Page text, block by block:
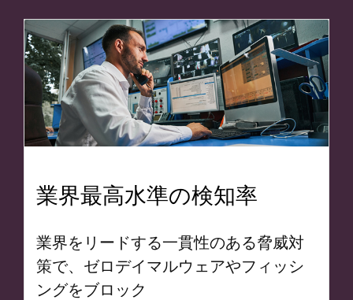
業界最高水準の検知率
業界をリードする一貫性のある脅威対
策で、ゼロデイマルウェアやフィッシ
ングをブロック